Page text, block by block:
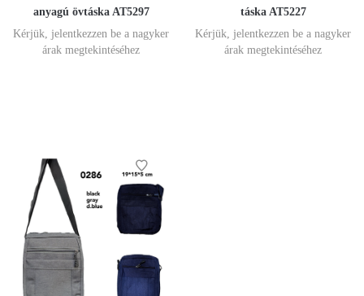
anyagú övtáska AT5297
Kérjük, jelentkezzen be a nagyker
árak megtekintéséhez
táska AT5227
Kérjük, jelentkezzen be a nagyker
árak megtekintéséhez